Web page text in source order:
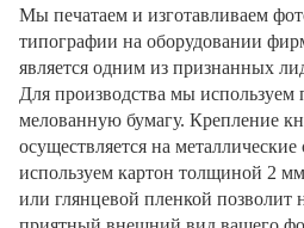
Мы печатаем и изготавливаем
типографии на оборудовании
является одним из признанных
Для производства мы
мелованную бумагу. Крепление
осуществляется на
используем картон толщиной 2
или глянцевой пленкой позволит